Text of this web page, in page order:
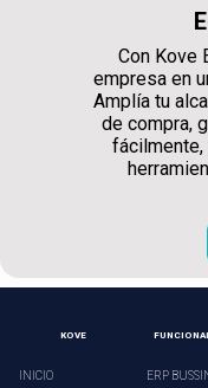
Con Kove
empresa en
Amplía tu
de compra,
fácilmente,
KOVE
INICIO ERP